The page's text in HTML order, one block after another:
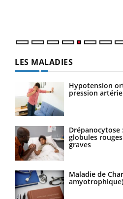
LES MALADIES
Hypotension
pression
globules
graves
Maladie de
amyotrophique)